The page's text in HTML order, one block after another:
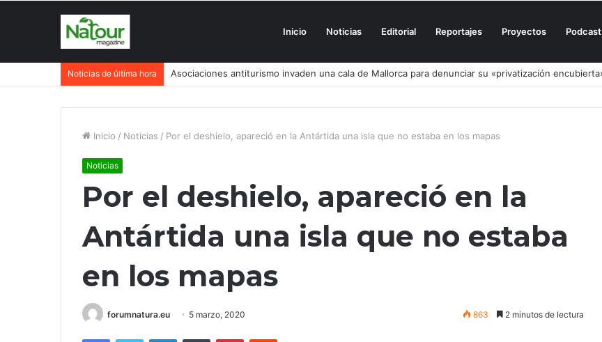
Inicio Noticias Editorial Reportajes Proyectos Podcast
Noticias de última hora Turismo degenerativo: ¿quién es el culpable, el turismo o los turistas?
Inicio / Noticias / Por el deshielo, apareció en la Antártida una isla que no estaba en los mapas
Noticias
Por el deshielo, apareció en la
Antártida una isla que no estaba
en los mapas
forumnatura.eu 5 marzo, 2020 863 2 minutos de lectura
FacebookTwitter LinkedInTumblr PinterestReddit